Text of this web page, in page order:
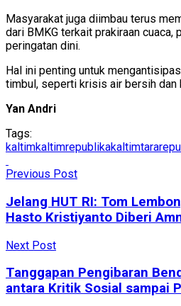
Masyarakat juga diimbau terus
dari BMKG terkait prakiraan cuaca,
peringatan dini.
Hal ini penting untuk
timbul, seperti krisis air bersih dan
Yan Andri
Tags:
kaltimkaltimrepublika
Previous Post
Jelang HUT RI: Tom
Hasto Kristiyanto Diberi
Next Post
Tanggapan Pengibaran
antara Kritik Sosial sampai